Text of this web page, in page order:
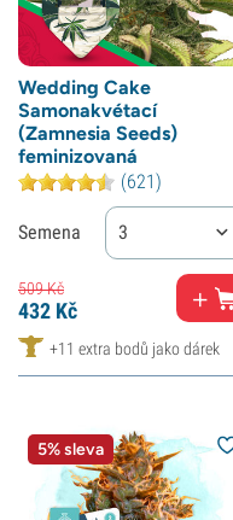
Wedding Cake
Samonakvétací
(Zamnesia Seeds)
feminizovaná
(621)
Semena 3
509Kč
432 Kč
+11 extra bodů jako dárek
5% sleva